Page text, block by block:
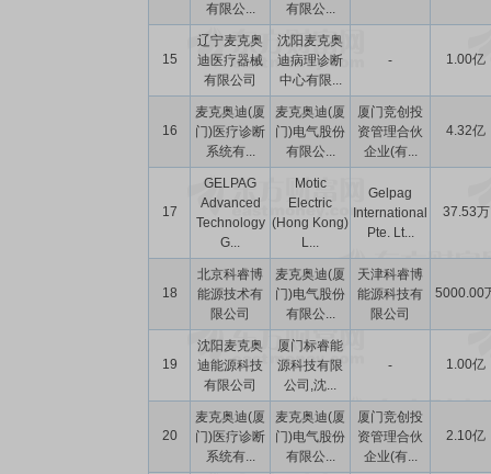
有限公...
有限公...
15
辽宁麦克奥
迪医疗器械
有限公司
沈阳麦克奥
迪病理诊断
中心有限...
- 1.00亿
16
麦克奥迪(厦
门)医疗诊断
系统有...
麦克奥迪(厦
门)电气股份
有限公...
厦门竞创投
资管理合伙
企业(有...
4.32亿
17
GELPAG
Advanced
Technology
G...
Motic
Electric
(Hong Kong)
L...
Gelpag
International
Pte. Lt...
37.53万
18
北京科睿博
能源技术有
限公司
麦克奥迪(厦
门)电气股份
有限公...
天津科睿博
能源科技有
限公司
5000.00
19
沈阳麦克奥
迪能源科技
有限公司
厦门标睿能
源科技有限
公司,沈...
- 1.00亿
20
麦克奥迪(厦
门)医疗诊断
系统有...
麦克奥迪(厦
门)电气股份
有限公...
厦门竞创投
资管理合伙
企业(有...
2.10亿